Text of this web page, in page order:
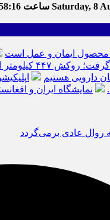
Saturday, 8 ساعت
محصول ایمان و عمل است
از محورهای خراسان جنوبی
دارویی هستیم
نمایشگاه ایران و